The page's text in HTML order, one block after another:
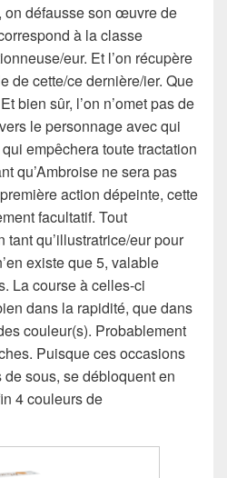
on défausse son œuvre de
à la classe
eur. Et l’on récupère
de cette/ce dernière/ier. Que
bien sûr, l’on n’omet pas de
le personnage avec qui
qui empêchera toute tractation
qu’Ambroise ne sera pas
action dépeinte, cette
facultatif. Tout
qu’illustratrice/eur pour
existe que 5, valable
La course à celles-ci
dans la rapidité, que dans
couleur(s). Probablement
Puisque ces occasions
sous, se débloquent en
4 couleurs de